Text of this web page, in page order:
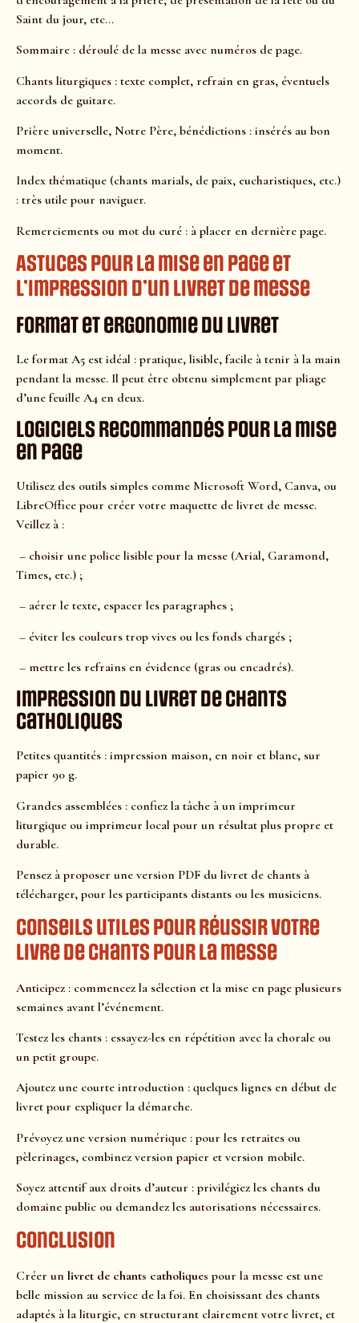
Saint du jour, etc…
Sommaire : déroulé de la messe avec numéros de page.
Chants liturgiques : texte complet, refrain en gras, éventuels
accords de guitare.
Prière universelle, Notre Père, bénédictions : insérés au bon
moment.
Index thématique (chants marials, de paix, eucharistiques, etc.)
: très utile pour naviguer.
Remerciements ou mot du curé : à placer en dernière page.
Astuces pour la mise en page et
l’impression d’un livret de messe
Format et ergonomie du livret
Le format A5 est idéal : pratique, lisible, facile à tenir à la main
pendant la messe. Il peut être obtenu simplement par pliage
d’une feuille A4 en deux.
Logiciels recommandés pour la mise
en page
Utilisez des outils simples comme Microsoft Word, Canva, ou
LibreOffice pour créer votre maquette de livret de messe.
Veillez à :
– choisir une police lisible pour la messe (Arial, Garamond,
Times, etc.) ;
– aérer le texte, espacer les paragraphes ;
– éviter les couleurs trop vives ou les fonds chargés ;
– mettre les refrains en évidence (gras ou encadrés).
Impression du livret de chants
catholiques
Petites quantités : impression maison, en noir et blanc, sur
papier 90 g.
Grandes assemblées : confiez la tâche à un imprimeur
liturgique ou imprimeur local pour un résultat plus propre et
durable.
Pensez à proposer une version PDF du livret de chants à
télécharger, pour les participants distants ou les musiciens.
Conseils utiles pour réussir votre
livre de chants pour la messe
Anticipez : commencez la sélection et la mise en page plusieurs
semaines avant l’événement.
Testez les chants : essayez-les en répétition avec la chorale ou
un petit groupe.
Ajoutez une courte introduction : quelques lignes en début de
livret pour expliquer la démarche.
Prévoyez une version numérique : pour les retraites ou
pèlerinages, combinez version papier et version mobile.
Soyez attentif aux droits d’auteur : privilégiez les chants du
domaine public ou demandez les autorisations nécessaires.
Conclusion
Créer un livret de chants catholiques pour la messe est une
belle mission au service de la foi. En choisissant des chants
adaptés à la liturgie, en structurant clairement votre livret, et